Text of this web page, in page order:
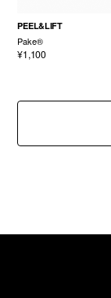
PEEL&LIFT
Pake®
¥1,100